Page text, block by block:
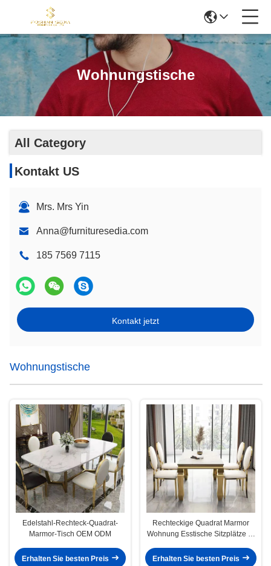
Wohnungstische
All Category
Kontakt US
Mrs. Mrs Yin
Anna@furnituresedia.com
185 7569 7115
Kontakt jetzt
Wohnungstische
Edelstahl-Rechteck-Quadrat-
Marmor-Tisch OEM ODM
Erhalten Sie besten Preis
Rechteckige Quadrat Marmor
Wohnung Esstische Sitzplätze 4-
Erhalten Sie besten Preis